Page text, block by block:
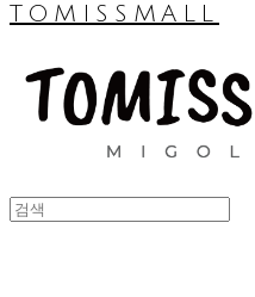
TOMISSMALL